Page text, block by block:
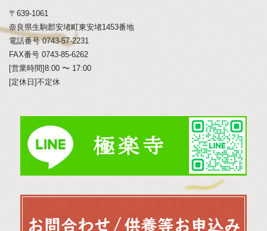
〒639-1061
奈良県生駒郡安堵町東安堵1453番地
電話番号 0743-57-2231
FAX番号 0743-85-6262
[営業時間]8:00 〜 17:00
[定休日]不定休